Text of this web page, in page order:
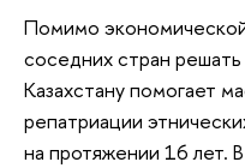
Помимо
соседних стран
Казахстану помогает
репатриации
на протяжении 16 лет.